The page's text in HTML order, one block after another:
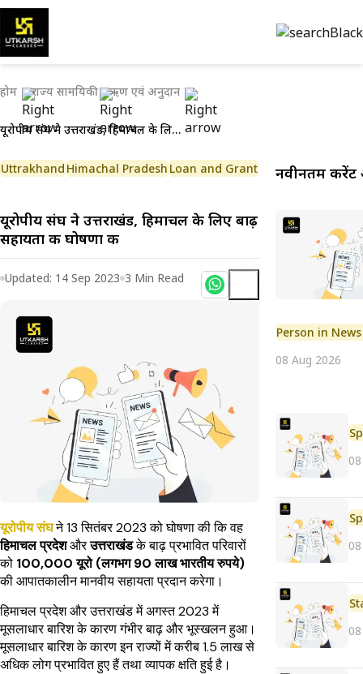
होम राज्य सामयिकी ऋण एवं अनुदान
यूरोपीय संघ ने उत्तराखंड, हिमाचल के लिए बाढ़ सहायता की घोषणा की
Uttrakhand Himachal Pradesh Loan and Grant
यूरोपीय संघ ने उत्तराखंड, हिमाचल के लिए बाढ़
सहायता की घोषणा की
Updated: 14 Sep 2023 3 Min Read
यूरोपीय संघने 13 सितंबर 2023 को घोषणा की कि वह
हिमाचल प्रदेशऔरउत्तराखंडके बाढ़ प्रभावित परिवारों
को 100,000 यूरो (लगभग 90 लाख भारतीय रुपये)
की आपातकालीन मानवीय सहायता प्रदान करेगा।
हिमाचल प्रदेश और उत्तराखंड में अगस्त 2023 में
मूसलाधार बारिश के कारण गंभीर बाढ़ और भूस्खलन हुआ।
मूसलाधार बारिश के कारण इन राज्यों में करीब 1.5 लाख से
अधिक लोग प्रभावित हुए हैं तथा व्यापक क्षति हुई है।
नवीनतम करेंट
Person in News
08 Aug 2026